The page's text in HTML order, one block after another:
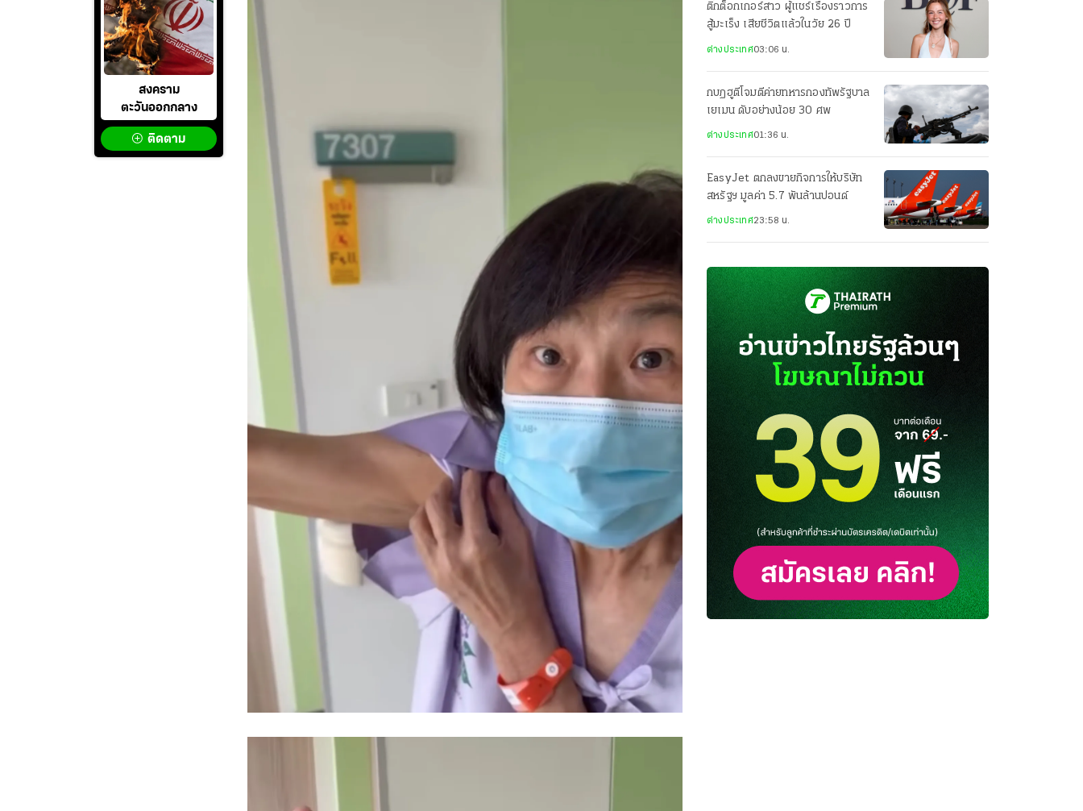
สงคราม
ตะวันออกกลาง
ติดตาม
ติ๊กต็อกเกอร์สาว ผู้แชร์เรื่องราวการ
สู้มะเร็ง เสียชีวิตแล้วในวัย 26 ปี
ต่างประเทศ03:06 น.
กบฏฮูตีโจมตีค่ายทหารกองทัพรัฐบาล
เยเมน ดับอย่างน้อย 30 ศพ
ต่างประเทศ01:36 น.
EasyJet ตกลงขายกิจการให้บริษัท
สหรัฐฯ มูลค่า 5.7 พันล้านปอนด์
ต่างประเทศ23:58 น.